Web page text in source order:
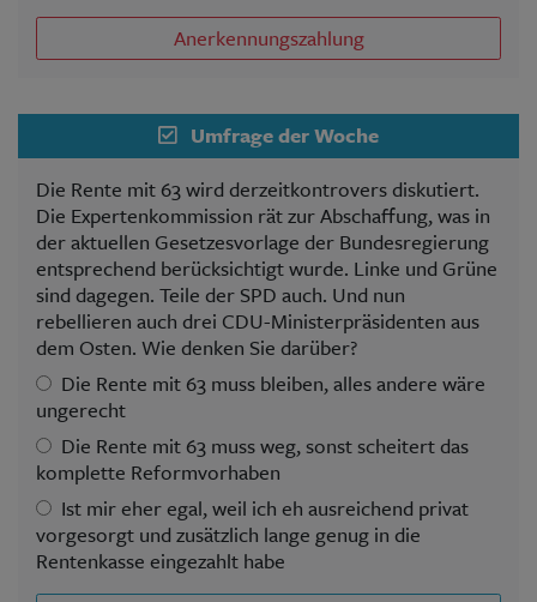
Anerkennungszahlung
Umfrage der Woche
Die Rente mit 63 wird derzeitkontrovers diskutiert.
Die Expertenkommission rät zur Abschaffung, was in
der aktuellen Gesetzesvorlage der Bundesregierung
entsprechend berücksichtigt wurde. Linke und Grüne
sind dagegen. Teile der SPD auch. Und nun
rebellieren auch drei CDU-Ministerpräsidenten aus
dem Osten. Wie denken Sie darüber?
Die Rente mit 63 muss bleiben, alles andere wäre
ungerecht
Die Rente mit 63 muss weg, sonst scheitert das
komplette Reformvorhaben
Ist mir eher egal, weil ich eh ausreichend privat
vorgesorgt und zusätzlich lange genug in die
Rentenkasse eingezahlt habe